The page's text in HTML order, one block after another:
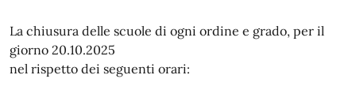
La chiusura delle scuole di ogni ordine e grado, per il
giorno 20.10.2025
nel rispetto dei seguenti orari: